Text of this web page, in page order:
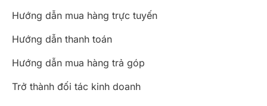
Hướng dẫn mua hàng trực tuyến
Hướng dẫn thanh toán
Hướng dẫn mua hàng trả góp
Trở thành đối tác kinh doanh